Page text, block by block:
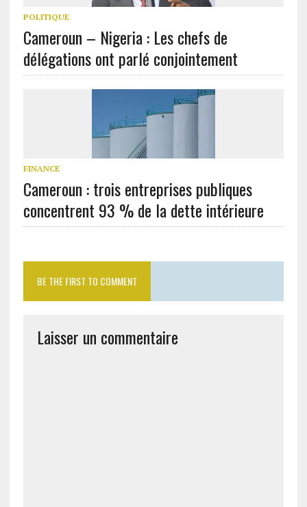
POLITIQUE
Cameroun – Nigeria : Les chefs de
délégations ont parlé conjointement
FINANCE
Cameroun : trois entreprises publiques
concentrent 93 % de la dette intérieure
BE THE FIRST TO COMMENT
Laisser un commentaire